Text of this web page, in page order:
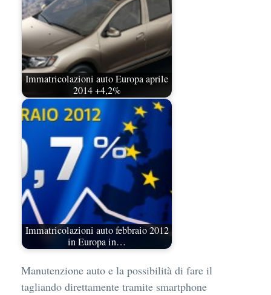
Immatricolazioni auto Europa aprile
2014 +4,2%
Immatricolazioni auto febbraio 2012
in Europa in…
Manutenzione auto e la possibilità di fare il
tagliando direttamente tramite smartphone